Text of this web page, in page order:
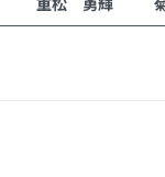
重松 勇輝